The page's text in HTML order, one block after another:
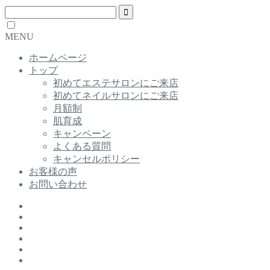
MENU
ホームページ
トップ
初めてエステサロンにご来店
初めてネイルサロンにご来店
月額制
肌育成
キャンペーン
よくある質問
キャンセルポリシー
お客様の声
お問い合わせ